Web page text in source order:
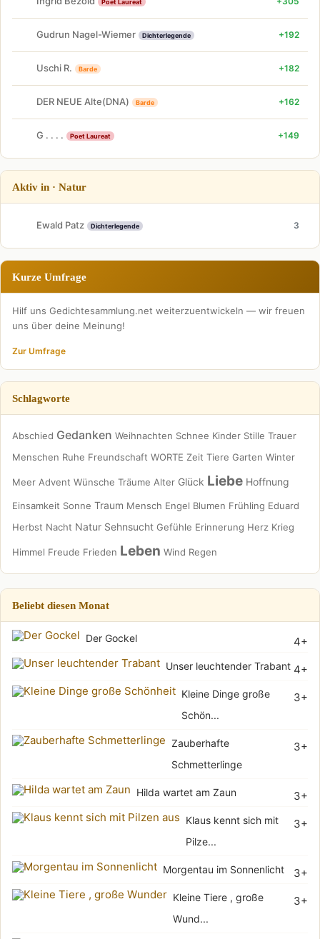
Poet Laureat
Gudrun Nagel-Wiemer Dichterlegende +192
Uschi R. Barde +182
DER NEUE Alte(DNA) Barde +162
G . . . . Poet Laureat +149
Aktiv in · Natur
Ewald Patz Dichterlegende 3
Kurze Umfrage
Hilf uns Gedichtesammlung.net weiterzuentwickeln — wir freuen
uns über deine Meinung!
Zur Umfrage
Schlagworte
Abschied Gedanken Weihnachten Schnee Kinder Stille Trauer
Menschen Ruhe Freundschaft WORTE Zeit Tiere Garten Winter
Meer Advent Wünsche Träume Alter Glück Liebe Hoffnung
Einsamkeit Sonne Traum Mensch Engel Blumen Frühling Eduard
Herbst Nacht Natur Sehnsucht Gefühle Erinnerung Herz Krieg
Himmel Freude Frieden Leben Wind Regen
Beliebt diesen Monat
4+
Der Gockel
4+
Unser leuchtender Trabant
3+
Kleine Dinge große
Schön...
3+
Zauberhafte
Schmetterlinge
3+
Hilda wartet am Zaun
3+
Klaus kennt sich mit
Pilze...
3+
Morgentau im Sonnenlicht
3+
Kleine Tiere , große
Wund...